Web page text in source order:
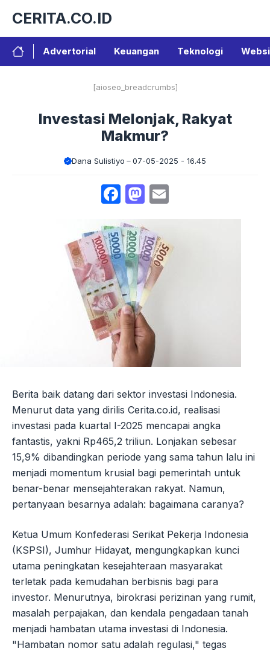
isi
CERITA.CO.ID
Advertorial Keuangan Teknologi
[aioseo_breadcrumbs]
Investasi Melonjak, Rakyat
Makmur?
Dana Sulistiyo 07-05-2025 - 16.45
Facebook
Mastodon
Berita baik datang dari sektor investasi Indonesia.
Menurut data yang dirilis Cerita.co.id, realisasi
investasi pada kuartal I-2025 mencapai angka
fantastis, yakni Rp465,2 triliun. Lonjakan sebesar
15,9% dibandingkan periode yang sama tahun lalu ini
menjadi momentum krusial bagi pemerintah untuk
benar-benar mensejahterakan rakyat. Namun,
pertanyaan besarnya adalah: bagaimana caranya?
Ketua Umum Konfederasi Serikat Pekerja Indonesia
(KSPSI), Jumhur Hidayat, mengungkapkan kunci
utama peningkatan kesejahteraan masyarakat
terletak pada kemudahan berbisnis bagi para
investor. Menurutnya, birokrasi perizinan yang rumit,
masalah perpajakan, dan kendala pengadaan tanah
menjadi hambatan utama investasi di Indonesia.
"Hambatan nomor satu adalah regulasi," tegas